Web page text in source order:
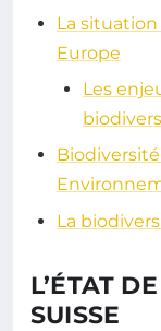
La
Europe
Les
La
L’ÉTAT
SUISSE